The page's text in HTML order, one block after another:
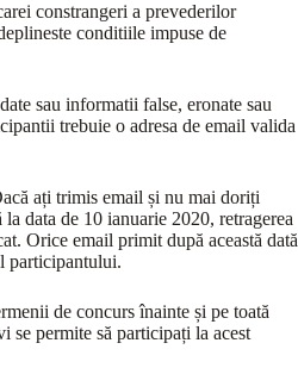
constrangeri a prevederilor
conditiile impuse de
sau informatii false, eronate sau
trebuie o adresa de email valida
ați trimis email și nu mai doriți
data de 10 ianuarie 2020, retragerea
Orice email primit după această dată
participantului.
de concurs înainte și pe toată
se permite să participați la acest